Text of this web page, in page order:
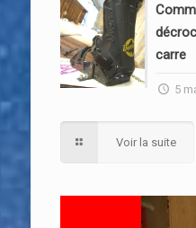
carre
5
Voir la suite